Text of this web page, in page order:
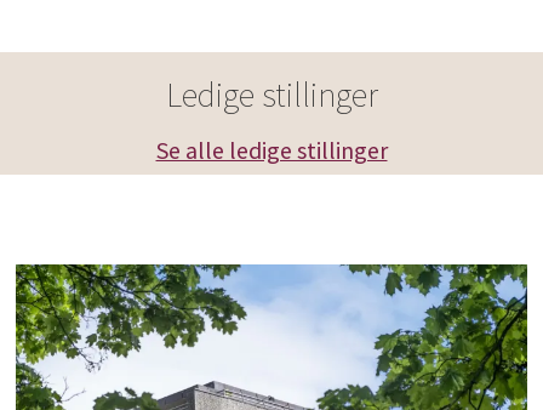
Ledige stillinger
Se alle ledige stillinger